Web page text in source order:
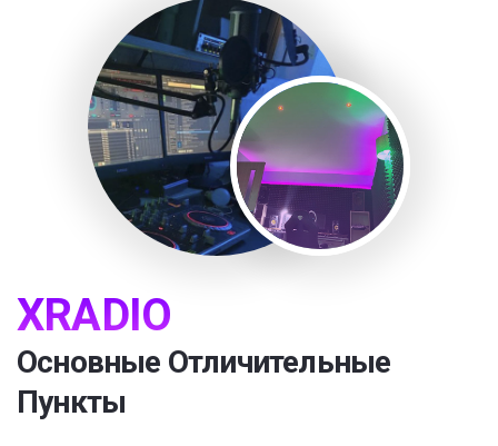
XRADIO
Основные Отличительные
Пункты